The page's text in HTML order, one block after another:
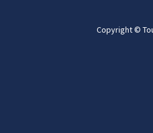
Copyright ©